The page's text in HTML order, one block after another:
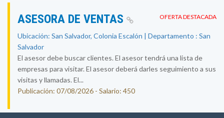
OFERTA DESTACADA
ASESORA DE VENTAS
Ubicación: San Salvador, Colonia Escalón | Departamento : San
Salvador
El asesor debe buscar clientes. El asesor tendrá una lista de
empresas para visitar. El asesor deberá darles seguimiento a sus
visitas y llamadas. El...
Publicación: 07/08/2026 - Salario: 450